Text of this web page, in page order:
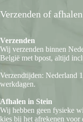
Verzenden of afhalen
Verzenden
Wij verzenden binnen
België met bpost, altijd
Verzendtijden: Nederland
werkdagen.
Afhalen in Stein
Wij hebben geen fysieke
kies bij het afrekenen